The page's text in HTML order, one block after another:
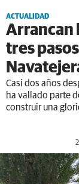
ACTUALIDAD
Arrancan
tres
Casi dos años
ha vallado parte
construir una